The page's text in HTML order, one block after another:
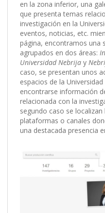
en la zona inferior, una
que presenta temas
investigación en la
eventos, noticias, etc.
página, encontramos una
agrupados en dos áreas:
Universidad Nebrija y
caso, se presentan unos
espacios de la
encontrarse información
relacionada con la
segundo caso se
plataformas o canales
una destacada presencia